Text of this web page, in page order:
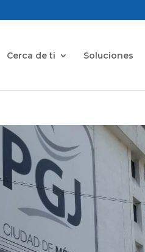
Cerca de ti Soluciones